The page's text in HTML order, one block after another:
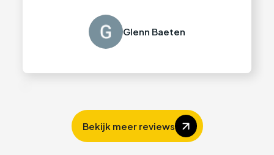
Glenn Baeten
Bekijk meer reviews